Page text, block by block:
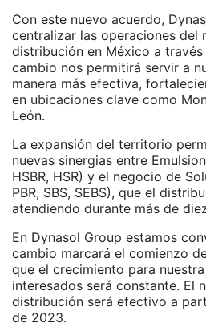
Con este nuevo acuerdo,
centralizar las operaciones del
distribución en México a
cambio nos permitirá servir a
manera más efectiva,
en ubicaciones clave como
León.
La expansión del territorio
nuevas sinergias entre
HSBR, HSR) y el negocio de
PBR, SBS, SEBS), que el
atendiendo durante más de
En Dynasol Group estamos
cambio marcará el comienzo
que el crecimiento para
interesados será constante. El
distribución será efectivo a
de 2023.